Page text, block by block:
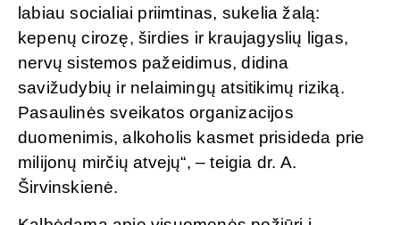
labiau socialiai priimtinas, sukelia žalą:
kepenų cirozę, širdies ir kraujagyslių ligas,
nervų sistemos pažeidimus, didina
savižudybių ir nelaimingų atsitikimų riziką.
Pasaulinės sveikatos organizacijos
duomenimis, alkoholis kasmet prisideda prie
milijonų mirčių atvejų“, – teigia dr. A.
Širvinskienė.